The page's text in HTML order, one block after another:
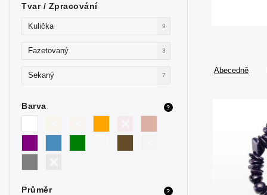
Tvar / Zpracování
Kulička 9
Fazetovaný 3
Sekaný 7
Barva ?
Průměr ?
Abecedně